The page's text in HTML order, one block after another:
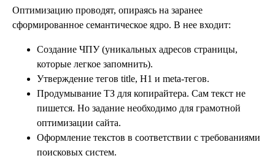
Оптимизацию проводят, опираясь на заранее
сформированное семантическое ядро. В нее входит:
Создание ЧПУ (уникальных адресов страницы,
которые легкое запомнить).
Утверждение тегов title, H1 и meta-тегов.
Продумывание ТЗ для копирайтера. Сам текст не
пишется. Но задание необходимо для грамотной
оптимизации сайта.
Оформление текстов в соответствии с требованиями
поисковых систем.